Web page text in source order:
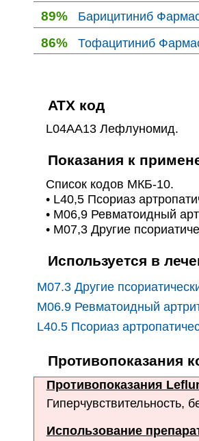
89% Барицитиниб
86% Тофацитиниб
ATX код
L04AA13 Лефлуномид.
Показания к
Список кодов МКБ-10.
• L40,5 Псориаз
• M06,9 Ревматоидный
• M07,3 Другие
Используется в
M07.3 Другие
M06.9 Ревматоидный
L40.5 Псориаз
Противопоказания
Противопоказания
Гиперчувствительность,
Использование